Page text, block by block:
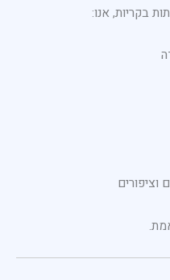
בקריות, אנו:
וציפורים